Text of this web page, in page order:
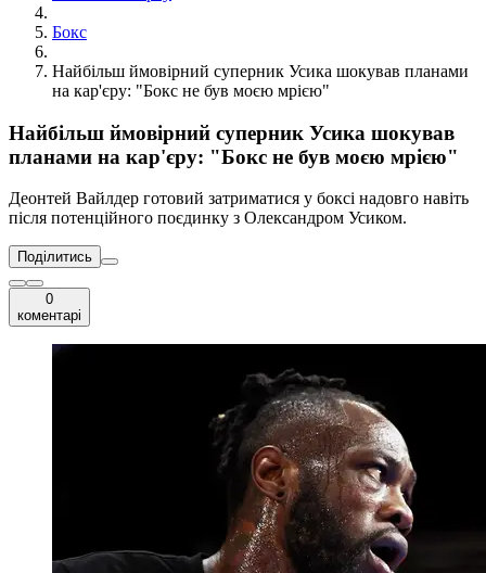
Бокс
Найбільш ймовірний суперник Усика шокував планами
на кар'єру: "Бокс не був моєю мрією"
Найбільш ймовірний суперник Усика шокував
планами на кар'єру: "Бокс не був моєю мрією"
Деонтей Вайлдер готовий затриматися у боксі надовго навіть
після потенційного поєдинку з Олександром Усиком.
Поділитись
0
коментарі